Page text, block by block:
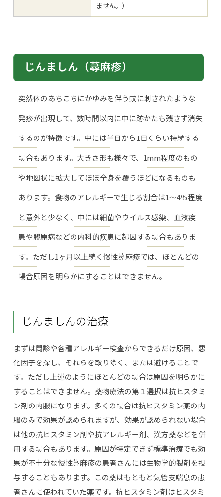
ません。）
じんましん（蕁麻疹）
突然体のあちこちにかゆみを伴う蚊に刺されたような
発疹が出現して、数時間以内に中に跡かたも残さず消失
するのが特徴です。中には半日から1日くらい持続する
場合もあります。大きさ形も様々で、1mm程度のもの
や地図状に拡大してほぼ全身を覆うほどになるものも
あります。食物のアレルギーで生じる割合は1〜4％程度
と意外と少なく、中には細菌やウイルス感染、血液疾
患や膠原病などの内科的疾患に起因する場合もありま
す。ただし1ヶ月以上続く慢性蕁麻疹では、ほとんどの
場合原因を明らかにすることはできません。
じんましんの治療
まずは問診や各種アレルギー検査からできるだけ原因、悪
化因子を探し、それらを取り除く、または避けることで
す。ただし上述のようにほとんどの場合は原因を明らかに
することはできません。薬物療法の第１選択は抗ヒスタミ
ン剤の内服になります。多くの場合は抗ヒスタミン薬の内
服のみで効果が認められますが、効果が認められない場合
は他の抗ヒスタミン剤や抗アレルギー剤、漢方薬などを併
用する場合もあります。原因が特定できず標準治療でも効
果が不十分な慢性蕁麻疹の患者さんには生物学的製剤を投
与することもあります。この薬はもともと気管支喘息の患
者さんに使われていた薬です。抗ヒスタミン剤はヒスタミ